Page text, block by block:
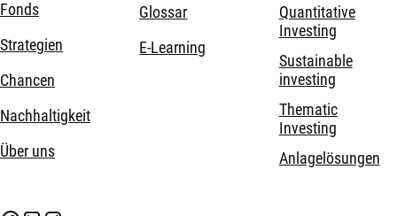
Fonds
Strategien
Chancen
Nachhaltigkeit
Über uns
Glossar
E-Learning
Quantitative
Investing
Sustainable
investing
Thematic
Investing
Anlagelösungen